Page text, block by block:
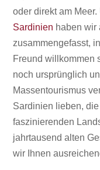
oder direkt am Meer.
Sardinien haben wir
zusammengefasst,
Freund willkommen
noch ursprünglich
Massentourismus
Sardinien lieben,
faszinierenden
jahrtausend alten
wir Ihnen